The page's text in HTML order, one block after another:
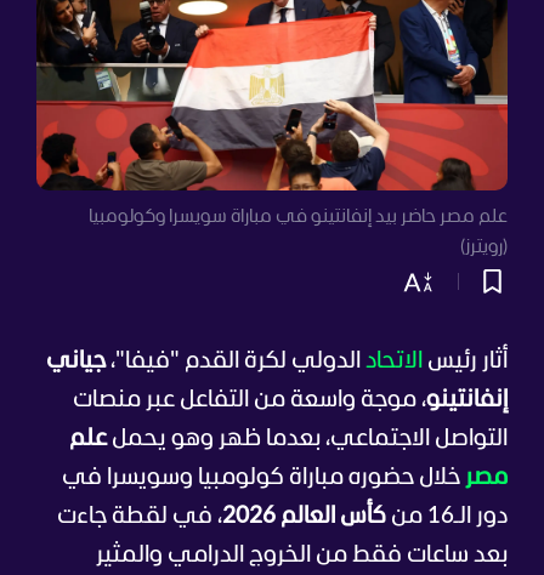
علم مصر حاضر بيد إنفانتينو في مباراة سويسرا وكولومبيا
(رويترز)
أثار رئيس الاتحاد الدولي لكرة القدم "فيفا"،جياني
إنفانتينو، موجة واسعة من التفاعل عبر منصات
التواصل الاجتماعي، بعدما ظهر وهو يحملعلم
مصر خلال حضوره مباراة كولومبيا وسويسرا في
دور الـ16 من
كأس العالم 2026
، في لقطة جاءت
بعد ساعات فقط من الخروج الدرامي والمثير